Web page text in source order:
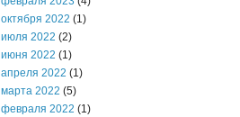
октября 2022 (1)
июля 2022 (2)
июня 2022 (1)
апреля 2022 (1)
марта 2022 (5)
февраля 2022 (1)